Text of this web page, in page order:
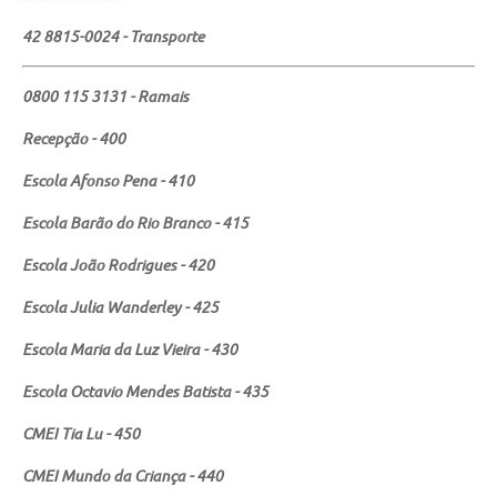
42 8815-0024 - Transporte
0800 115 3131 - Ramais
Recepção - 400
Escola Afonso Pena - 410
Escola Barão do Rio Branco - 415
Escola João Rodrigues - 420
Escola Julia Wanderley - 425
Escola Maria da Luz Vieira - 430
Escola Octavio Mendes Batista - 435
CMEI Tia Lu - 450
CMEI Mundo da Criança - 440